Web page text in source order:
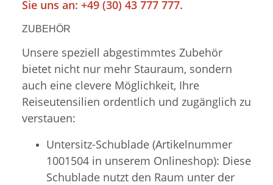
Sie uns an: +49 (30) 43 777 777.
ZUBEHÖR
Unsere speziell abgestimmtes Zubehör
bietet nicht nur mehr Stauraum, sondern
auch eine clevere Möglichkeit, Ihre
Reiseutensilien ordentlich und zugänglich zu
verstauen:
Untersitz-Schublade (Artikelnummer
1001504 in unserem Onlineshop): Diese
Schublade nutzt den Raum unter der